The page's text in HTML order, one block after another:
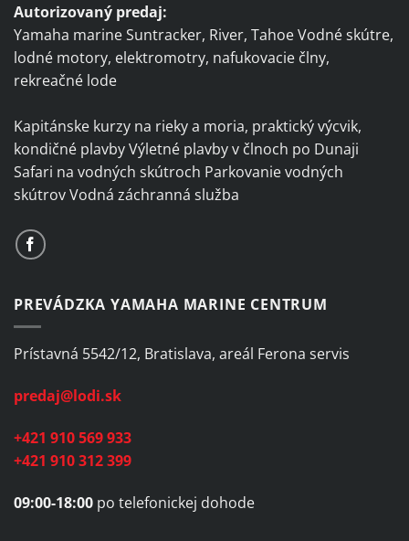
Autorizovaný predaj:
Yamaha marine Suntracker, River, Tahoe Vodné skútre,
lodné motory, elektromotry, nafukovacie člny,
rekreačné lode
Kapitánske kurzy na rieky a moria, praktický výcvik,
kondičné plavby Výletné plavby v člnoch po Dunaji
Safari na vodných skútroch Parkovanie vodných
skútrov Vodná záchranná služba
PREVÁDZKA YAMAHA MARINE CENTRUM
Prístavná 5542/12, Bratislava, areál Ferona servis
predaj@lodi.sk
+421 910 569 933
+421 910 312 399
09:00-18:00 po telefonickej dohode